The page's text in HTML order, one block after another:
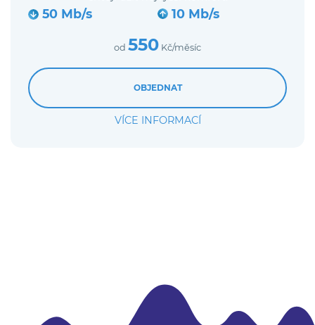
50 Mb/s 10 Mb/s
od 550 Kč/měsíc
OBJEDNAT
VÍCE INFORMACÍ